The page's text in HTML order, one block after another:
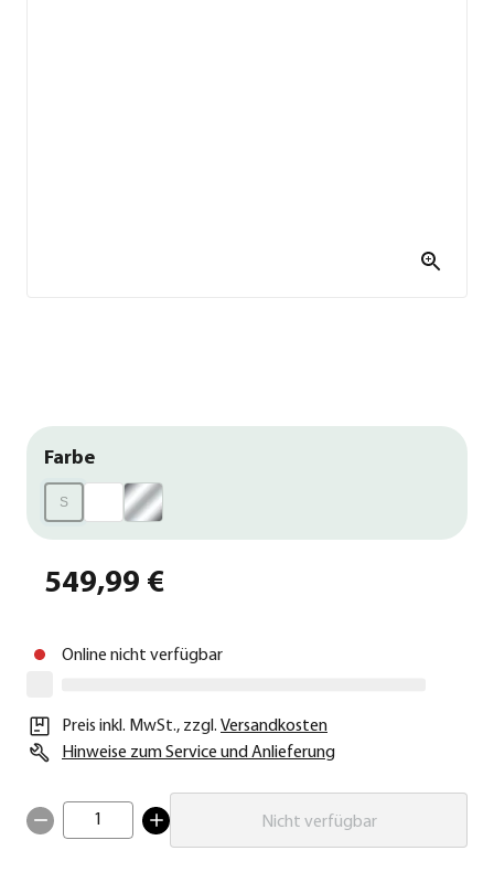
Farbe
S
549,99 €
Online nicht verfügbar
Preis inkl. MwSt., zzgl. Versandkosten
Hinweise zum Service und Anlieferung
1 Nicht verfügbar